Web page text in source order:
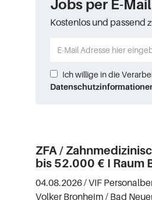
Jobs per E-Mail
Kostenlos und passend
Ich willige in die
ZFA /
bis 52.000 € I Raum
04.08.2026 /VIF
Volker Bronheim / Bad